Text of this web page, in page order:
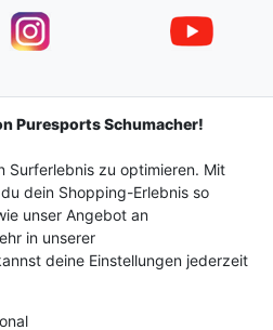
AGB
Widerrufs­recht
Kontakt
Puresports Schumacher!
Surferlebnis zu optimieren. Mit
dein Shopping-Erlebnis so
unser Angebot an
in unserer
deine Einstellungen jederzeit